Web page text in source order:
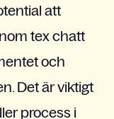
att
tex chatt
och
Det är viktigt
process i